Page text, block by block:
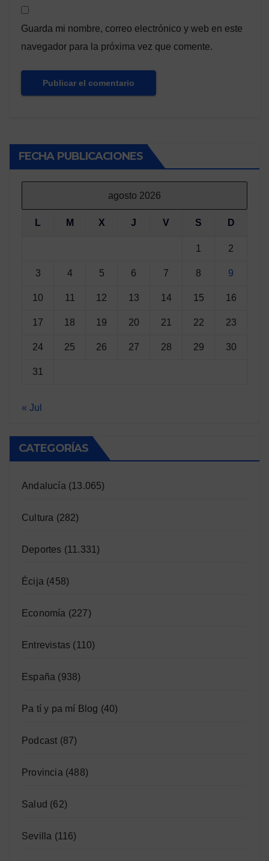
Guarda mi nombre, correo electrónico y web en este
navegador para la próxima vez que comente.
FECHA PUBLICACIONES
agosto 2026
L M X J V S D
1 2
3 4 5 6 7 8 9
10 11 12 13 14 15 16
17 18 19 20 21 22 23
24 25 26 27 28 29 30
31
« Jul
CATEGORÍAS
Andalucía (13.065)
Cultura (282)
Deportes (11.331)
Écija (458)
Economía (227)
Entrevistas (110)
España (938)
Pa tí y pa mí Blog (40)
Podcast (87)
Provincia (488)
Salud (62)
Sevilla (116)